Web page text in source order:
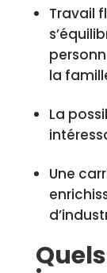
Travail
la
La
Une